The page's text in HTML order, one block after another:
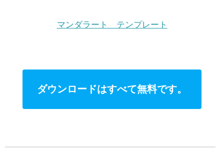
マンダラート テンプレート
ダウンロードはすべて無料です。